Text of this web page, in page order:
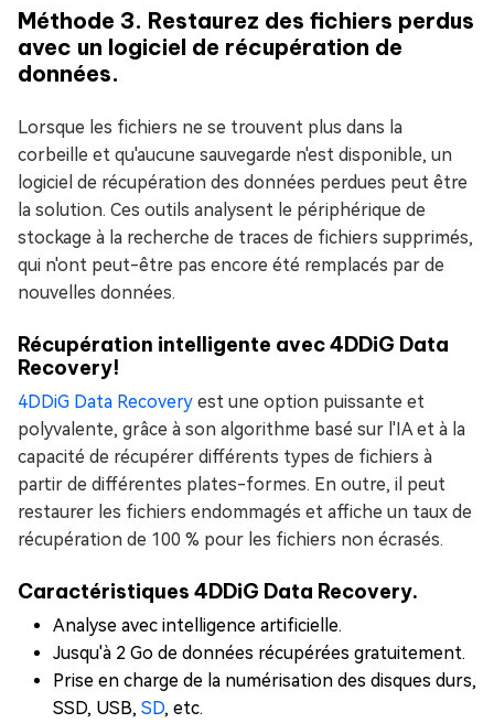
Méthode 3. Restaurez des fichiers perdus
avec un logiciel de récupération de
données.
Lorsque les fichiers ne se trouvent plus dans la
corbeille et qu'aucune sauvegarde n'est disponible, un
logiciel de récupération des données perdues peut être
la solution. Ces outils analysent le périphérique de
stockage à la recherche de traces de fichiers supprimés,
qui n'ont peut-être pas encore été remplacés par de
nouvelles données.
Récupération intelligente avec 4DDiG Data
Recovery!
4DDiG Data Recovery est une option puissante et
polyvalente, grâce à son algorithme basé sur l'IA et à la
capacité de récupérer différents types de fichiers à
partir de différentes plates-formes. En outre, il peut
restaurer les fichiers endommagés et affiche un taux de
récupération de 100 % pour les fichiers non écrasés.
Caractéristiques 4DDiG Data Recovery.
Analyse avec intelligence artificielle.
Jusqu'à 2 Go de données récupérées gratuitement.
Prise en charge de la numérisation des disques durs,
SSD, USB, SD, etc.